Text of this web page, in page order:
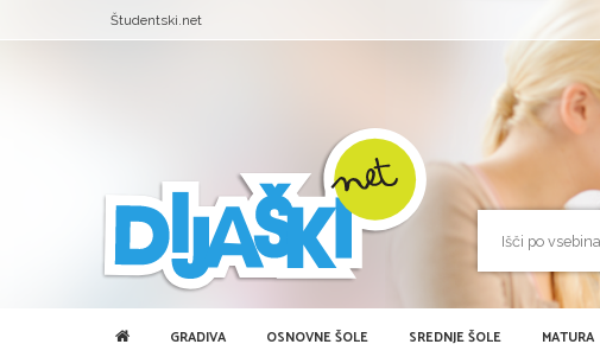
Študentski.net
GRADIVA OSNOVNE ŠOLE SREDNJE ŠOLE MATURA